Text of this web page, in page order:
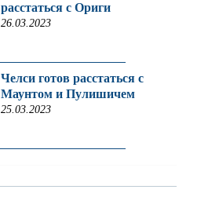
расстаться с Ориги
26.03.2023
Челси готов расстаться с
Маунтом и Пулишичем
25.03.2023